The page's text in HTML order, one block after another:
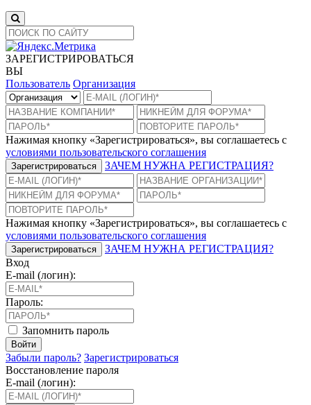
ЗАРЕГИСТРИРОВАТЬСЯ
ВЫ
Пользователь Организация
Нажимая кнопку «Зарегистрироваться», вы соглашаетесь с
условиями пользовательского соглашения
Зарегистрироваться ЗАЧЕМ НУЖНА РЕГИСТРАЦИЯ?
Нажимая кнопку «Зарегистрироваться», вы соглашаетесь с
условиями пользовательского соглашения
Зарегистрироваться
ЗАЧЕМ НУЖНА РЕГИСТРАЦИЯ?
Вход
E-mail (логин):
Пароль:
Запомнить пароль
Войти
Забыли пароль? Зарегистрироваться
Восстановление пароля
E-mail (логин):